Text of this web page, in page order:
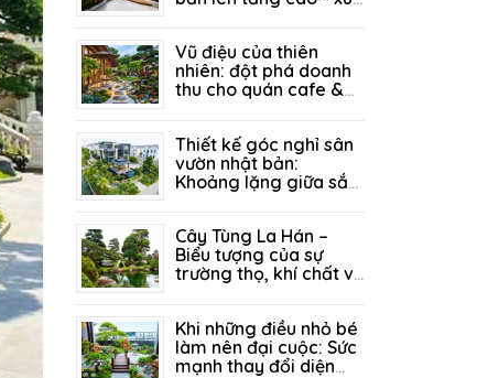
Vũ điệu của thiên
nhiên: đột phá doanh
thu cho quán cafe &
Thiết kế góc nghỉ sân
vườn nhật bản:
Khoảng lặng giữa sắc
Cây Tùng La Hán –
Biểu tượng của sự
trường thọ, khí chất và
Khi những điều nhỏ bé
làm nên đại cuộc: Sức
mạnh thay đổi diện